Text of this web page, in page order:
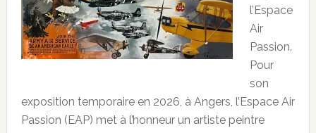
l’Espace
Air
Passion.
Pour
son
exposition temporaire en 2026, à Angers, l’Espace Air
Passion (EAP) met à l’honneur un artiste peintre